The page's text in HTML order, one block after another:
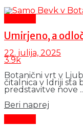
Umirjeno, a
22. julija, 2025
3.9k
Botanični vrt v
čitalnica v Idriji sta
predstavitve nove
Beri naprej